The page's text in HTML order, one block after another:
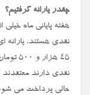
چقدر یارانه گرفتیم؟
هفته پایانی ماه خیلی
نقدی هستند،
۴۵
حالی پرداخت می